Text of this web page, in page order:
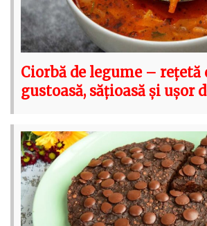
Ciorbă de legume – rețetă
gustoasă, sățioasă și ușor